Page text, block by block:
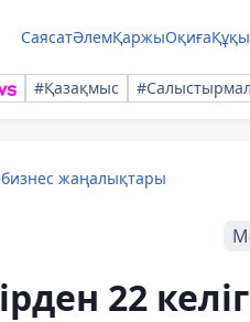
СаясатӘлемҚаржыОқиға
#Қазақмыс
жаңалықтары
22